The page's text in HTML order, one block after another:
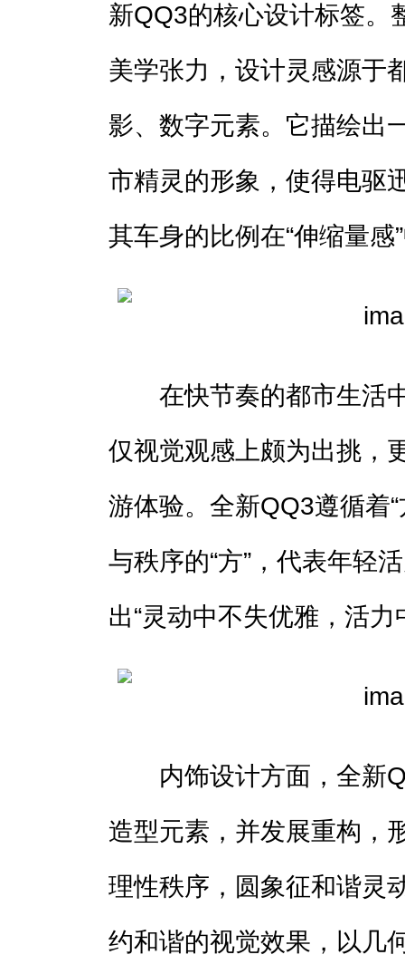
新QQ3的核心设计标签。
美学张力，设计灵感源于
影、数字元素。它描绘出
市精灵的形象，使得电驱
其车身的比例在“伸缩量
在快节奏的都市生活中
仅视觉观感上颇为出挑，
游体验。全新QQ3遵循着
与秩序的“方”，代表年轻
出“灵动中不失优雅，活
内饰设计方面，全新
造型元素，并发展重构，
理性秩序，圆象征和谐灵
约和谐的视觉效果，以几